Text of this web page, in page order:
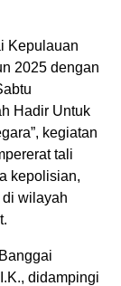
Kepulauan
2025 dengan
Hadir Untuk
kegiatan
tali
kepolisian,
di wilayah
didampingi